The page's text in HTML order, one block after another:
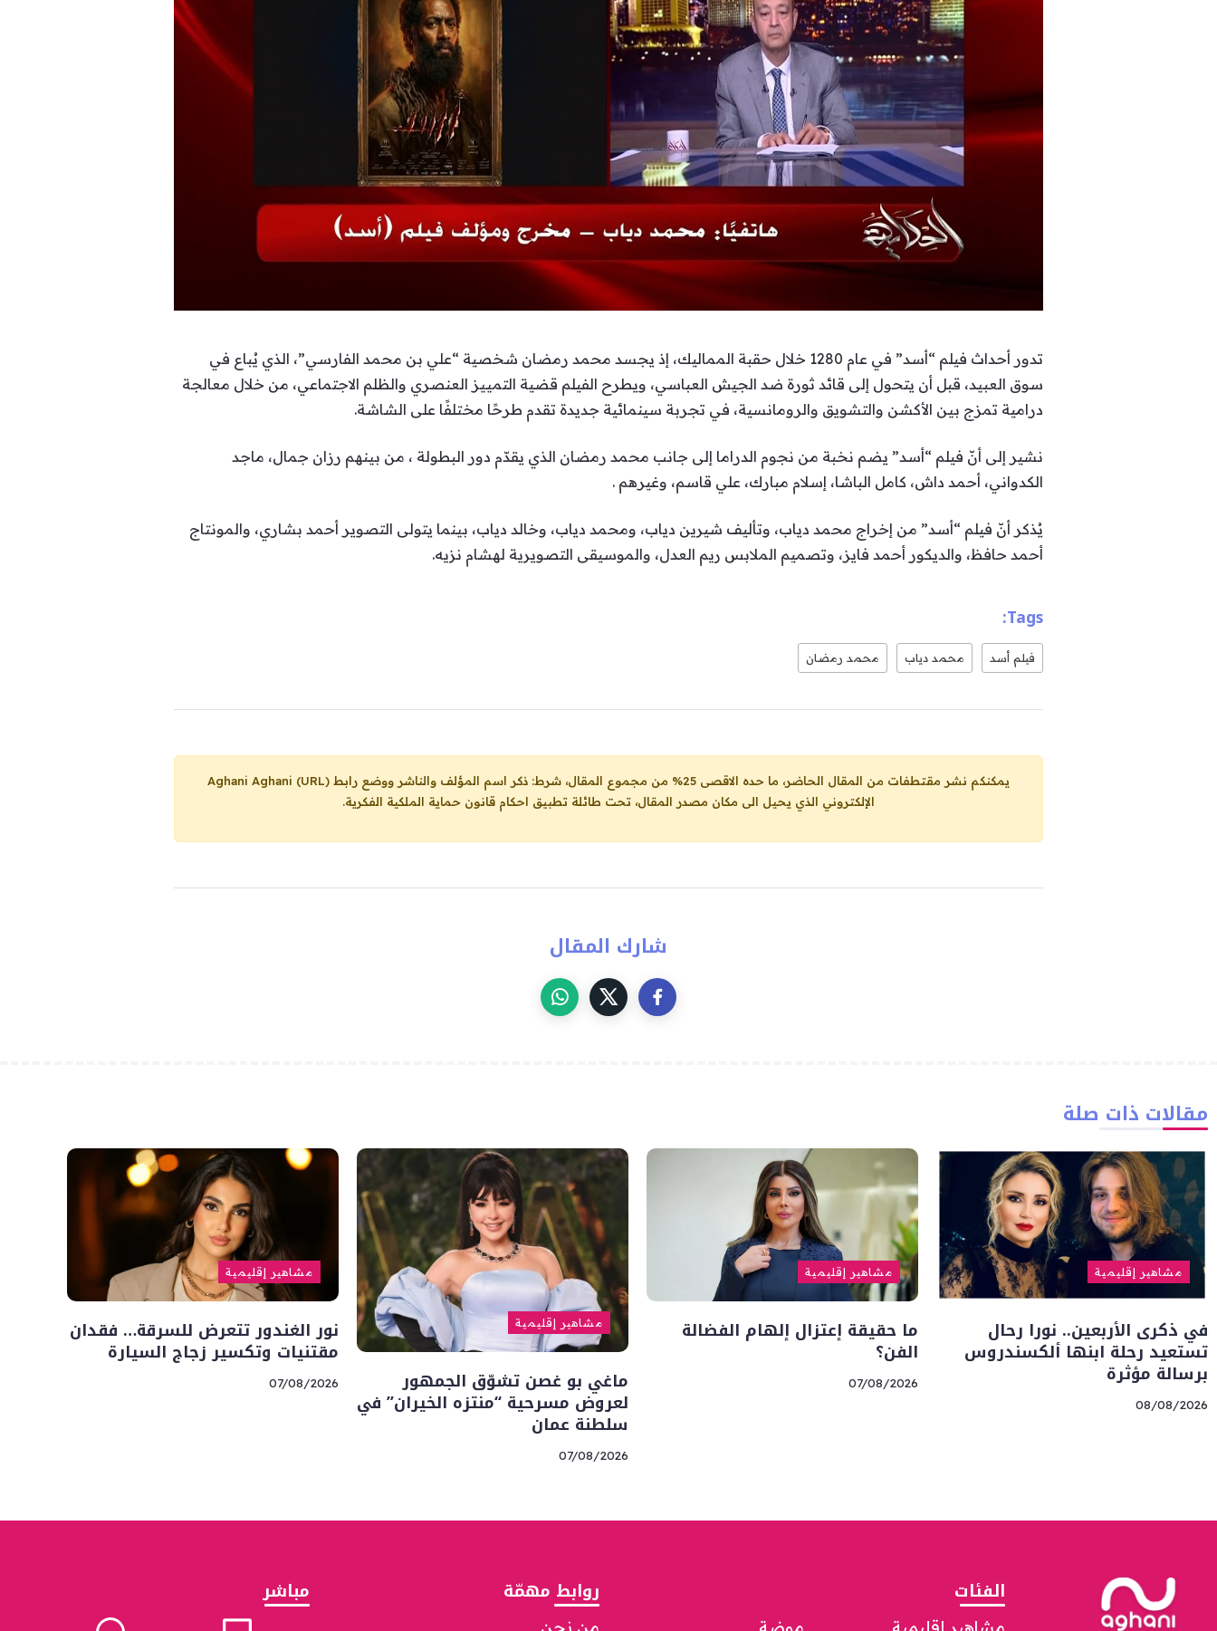
تدور أحداث فيلم “أسد” في عام 1280 خلال حقبة المماليك، إذ يجسد محمد رمضان شخصية “علي بن محمد الفارسي”، الذي يُباع في
سوق العبيد، قبل أن يتحول إلى قائد ثورة ضد الجيش العباسي، ويطرح الفيلم قضية التمييز العنصري والظلم الاجتماعي، من خلال معالجة
درامية تمزج بين الأكشن والتشويق والرومانسية، في تجربة سينمائية جديدة تقدم طرحًا مختلفًا على الشاشة.
نشير إلى أنّ فيلم “أسد” يضم نخبة من نجوم الدراما إلى جانب محمد رمضان الذي يقدّم دور البطولة ، من بينهم رزان جمال، ماجد
الكدواني، أحمد داش، كامل الباشا، إسلام مبارك، علي قاسم، وغيرهم .
يُذكر أنّ فيلم “أسد” من إخراج محمد دياب، وتأليف شيرين دياب، ومحمد دياب، وخالد دياب، بينما يتولى التصوير أحمد بشاري، والمونتاج
أحمد حافظ، والديكور أحمد فايز، وتصميم الملابس ريم العدل، والموسيقى التصويرية لهشام نزيه.
Tags:
فيلم أسد محمد دياب محمد رمضان
يمكنكم نشر مقتطفات من المقال الحاضر، ما حده الاقصى 25% من مجموع المقال، شرط: ذكر اسم المؤلف والناشر ووضع رابط
Aghani Aghani (URL)
الإلكتروني الذي يحيل الى مكان مصدر المقال، تحت طائلة تطبيق احكام قانون حماية الملكية الفكرية.
شارك المقال
مقالات ذات صلة
مشاهير إقليمية
في ذكرى الأربعين.. نورا رحال
تستعيد رحلة ابنها ألكسندروس
برسالة مؤثرة
08/08/2026
مشاهير إقليمية
ما حقيقة إعتزال إلهام الفضالة
الفن؟
07/08/2026
مشاهير إقليمية
ماغي بو غصن تشوّق الجمهور
لعروض مسرحية “منتزه الخيران” في
سلطنة عمان
07/08/2026
مشاهير إقليمية
نور الغندور تتعرض للسرقة… فقدان
مقتنيات وتكسير زجاج السيارة
07/08/2026
الفئات روابط مهمّة مباشر